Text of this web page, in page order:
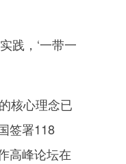
践，‘一带一
核心理念已
签署118
高峰论坛在